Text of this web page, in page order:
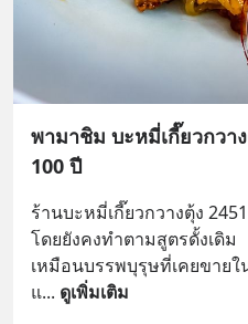
พามาชิม บะหมี่เกี๊ยวกวา
100 ปี
ร้านบะหมี่เกี๊ยวกวางตุ้ง
โดยยังคงทำตามสูตรดั้งเดิม
เหมือนบรรพบุรุษที่เคยขาย
แ... ดูเพิ่มเติม